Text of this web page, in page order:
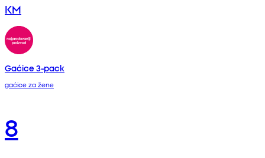
KM
Gaćice 3-pack
gaćice za žene
8